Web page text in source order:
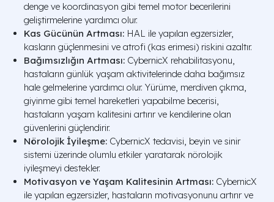
denge ve koordinasyon gibi temel motor becerilerini
geliştirmelerine yardımcı olur.
Kas Gücünün Artması: HAL ile yapılan egzersizler,
kasların güçlenmesini ve atrofi (kas erimesi) riskini azaltır.
Bağımsızlığın Artması: CybernicX rehabilitasyonu,
hastaların günlük yaşam aktivitelerinde daha bağımsız
hale gelmelerine yardımcı olur. Yürüme, merdiven çıkma,
giyinme gibi temel hareketleri yapabilme becerisi,
hastaların yaşam kalitesini artırır ve kendilerine olan
güvenlerini güçlendirir.
Nörolojik İyileşme: CybernicX tedavisi, beyin ve sinir
sistemi üzerinde olumlu etkiler yaratarak nörolojik
iyileşmeyi destekler.
Motivasyon ve Yaşam Kalitesinin Artması: CybernicX
ile yapılan egzersizler, hastaların motivasyonunu artırır ve